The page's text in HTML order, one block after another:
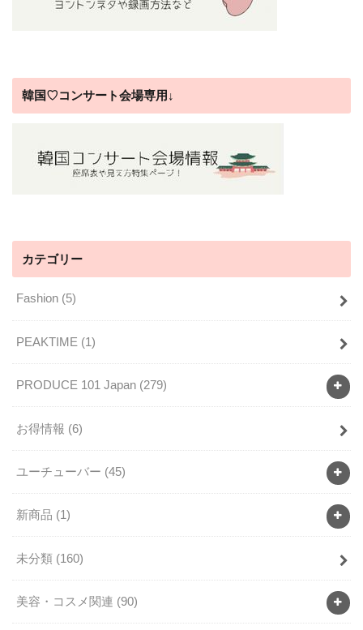
韓国♡コンサート会場専用↓
カテゴリー
Fashion (5)
PEAKTIME (1)
PRODUCE 101 Japan (279)
お得情報 (6)
ユーチューバー (45)
新商品 (1)
未分類 (160)
美容・コスメ関連 (90)